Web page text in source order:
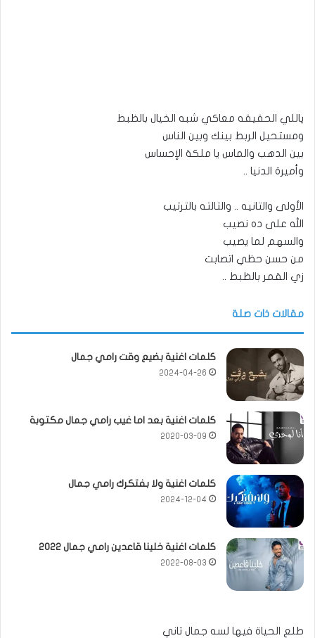
ياللي الحقيقه معاكي شبه الخيال بالظبط
ومستحيل الربط بينك وبين الناس
بين الدهب والماس يا ملكة الإحساس
وأميرة الدنيا ..
الأولى والتانيه .. والتالته بالترتيب
الله على ده نصيب
والسهم لما يصيب
من حسن حظي اتصابت
زي القمر بالظبط ..
مقالات ذات صلة
كلمات اغنية بضيع وقت رامي جمال
2024-04-26
كلمات اغنية بعد اما غيب رامي جمال مكتوبة
2020-03-09
كلمات اغنية ولا بفتكرك رامي جمال
2024-12-04
كلمات اغنية خلينا قاعدين رامي جمال 2022
2022-08-03
طلع الحياة فيها لسه جمال تاني